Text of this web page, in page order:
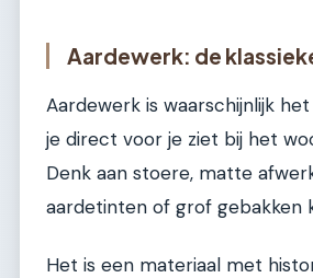
Aardewerk: de
Aardewerk is waarschijnlijk
je direct voor je ziet bij het
Denk aan stoere, matte
aardetinten of grof gebakken
Het is een materiaal met